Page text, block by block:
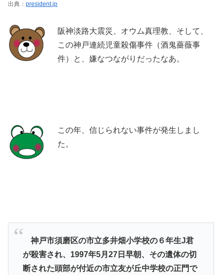
出典： president.jp
阪神淡路大震災、オウム真理教、そして、
この神戸連続児童殺傷事件（酒鬼薔薇事
件）と、嫌なつながりだったなあ。
この年、信じられない事件が発生しまし
た。
神戸市須磨区の市立多井畑小学校の６年生J君
が殺害され、1997年5月27日早朝、その遺体の切
断された頭部が付近の市立友が丘中学校の正門で